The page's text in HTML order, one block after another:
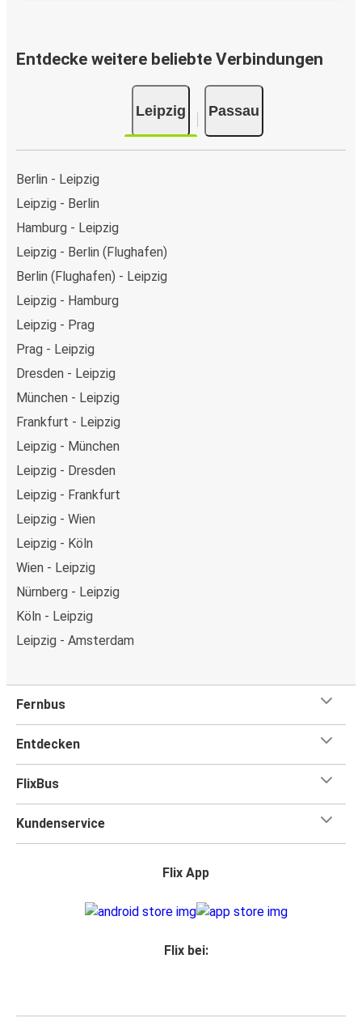
Entdecke weitere beliebte Verbindungen
Leipzig Passau
Berlin - Leipzig
Leipzig - Berlin
Hamburg - Leipzig
Leipzig - Berlin (Flughafen)
Berlin (Flughafen) - Leipzig
Leipzig - Hamburg
Leipzig - Prag
Prag - Leipzig
Dresden - Leipzig
München - Leipzig
Frankfurt - Leipzig
Leipzig - München
Leipzig - Dresden
Leipzig - Frankfurt
Leipzig - Wien
Leipzig - Köln
Wien - Leipzig
Nürnberg - Leipzig
Köln - Leipzig
Leipzig - Amsterdam
Fernbus
Entdecken
FlixBus
Kundenservice
Flix App
Flix bei: